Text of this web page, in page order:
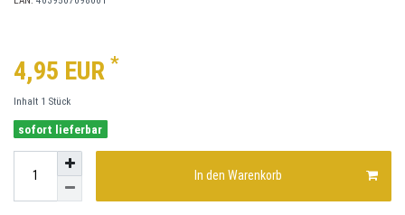
4,95 EUR *
Inhalt 1 Stück
sofort lieferbar
In den Warenkorb